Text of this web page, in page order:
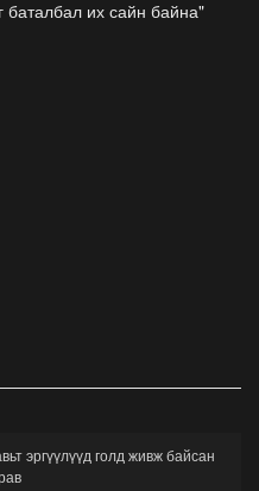
баталбал их сайн байна"
эргүүлүүд голд живж байсан